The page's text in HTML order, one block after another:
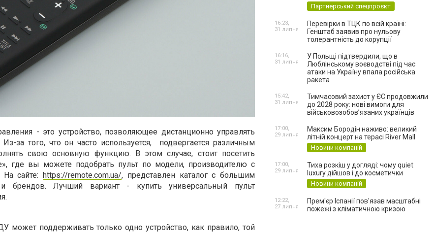
- это устройство, позволяющее дистанционно управлять
за того, что он часто используется,
подвергается различным
свою основную функцию. В этом случае, стоит посетить
где вы можете подобрать пульт по модели, производителю с
На сайте:
https://remote.com.ua/, представлен каталог с большим
брендов.
Лучший вариант - купить универсальный пульт
может поддерживать только одно устройство, как правило, той
Партнерський спецпроєкт
Перевірки в ТЦК по всій країні:
Генштаб заявив про нульову
толерантність до корупції
16:23,
31 липня
У Польщі підтвердили, що в
Люблінському воєводстві під час
атаки на Україну впала російська
ракета
16:16,
31 липня
Тимчасовий захист у ЄС продовжили
до 2028 року: нові вимоги для
військовозобов’язаних українців
15:42,
31 липня
Максим Бородін наживо: великий
літній концерт на терасі River Mall
Новини компаній
17:00,
29 липня
Тиха розкіш у догляді: чому quiet
luxury дійшов і до косметички
Новини компаній
17:00,
29 липня
Прем'єр Іспанії пов'язав масштабні
пожежі з кліматичною кризою
12:22,
27 липня